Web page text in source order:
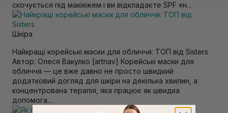
скочується під макіяжем і ви відкладаєте SPF «н...
Шкiра
Найкращі корейські маски для обличчя: ТОП від Sisters
Автор: Олеся Вакулко [artnav] Корейськi маски для
обличчя — це вже давно не просто швидкий
додатковий догляд для шкiри на декiлька хвилин, а
концентрована терапiя, яка працює як швидка
допомога...